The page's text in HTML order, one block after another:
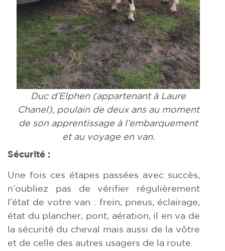
Duc d’Elphen (appartenant à Laure
Chanel), poulain de deux ans au moment
de son apprentissage à l’embarquement
et au voyage en van.
Sécurité :
Une fois ces étapes passées avec succès,
n’oubliez pas de vérifier régulièrement
l’état de votre van : frein, pneus, éclairage,
état du plancher, pont, aération, il en va de
la sécurité du cheval mais aussi de la vôtre
et de celle des autres usagers de la route.